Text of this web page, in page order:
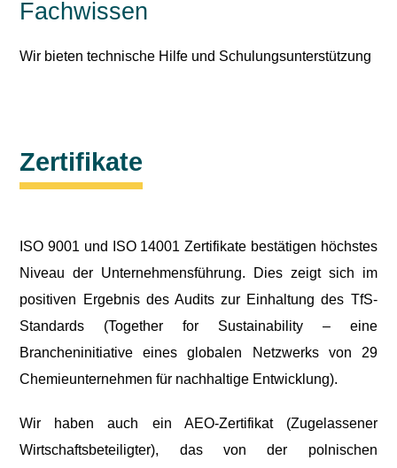
Fachwissen
Wir bieten technische Hilfe und Schulungsunterstützung
Zertifikate
ISO 9001 und ISO 14001 Zertifikate bestätigen höchstes
Niveau der Unternehmensführung. Dies zeigt sich im
positiven Ergebnis des Audits zur Einhaltung des TfS-
Standards (Together for Sustainability – eine
Brancheninitiative eines globalen Netzwerks von 29
Chemieunternehmen für nachhaltige Entwicklung).
Wir haben auch ein AEO-Zertifikat (Zugelassener
Wirtschaftsbeteiligter), das von der polnischen